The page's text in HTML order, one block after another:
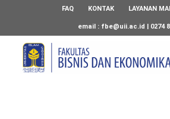
FAQ KONTAK LAYANAN
email : fbe@uii.ac.id | 0274